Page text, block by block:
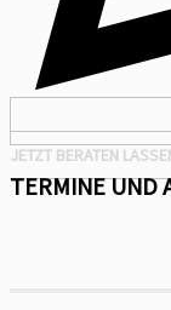
JETZT BERATEN
TERMINE UND